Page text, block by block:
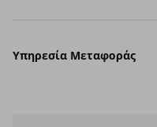
Υπηρεσία Μεταφοράς